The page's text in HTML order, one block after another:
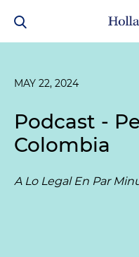
MAY 22, 2024
Podcast -
Colombia
A Lo Legal En Par